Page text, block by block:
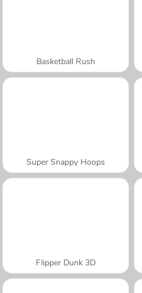
Basketball Rush
Super Snappy Hoops
Flipper Dunk 3D